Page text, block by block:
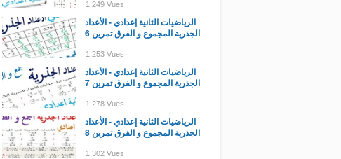
1,249 Vues
الرياضيات الثانية إعدادي - الأعداد
الجذرية المجموع و الفرق تمرين 6
1,253 Vues
الرياضيات الثانية إعدادي - الأعداد
الجذرية المجموع و الفرق تمرين 7
1,278 Vues
الرياضيات الثانية إعدادي - الأعداد
الجذرية المجموع و الفرق تمرين 8
1,302 Vues